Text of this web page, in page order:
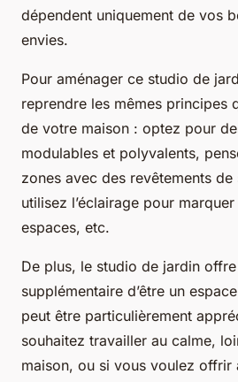
dépendent uniquement de vos
envies.
Pour aménager ce studio de
reprendre les mêmes principes
de votre maison : optez pour
modulables et polyvalents,
zones avec des revêtements
utilisez l’éclairage pour
espaces, etc.
De plus, le studio de jardin offre
supplémentaire d’être un
peut être particulièrement
souhaitez travailler au calme,
maison, ou si vous voulez offrir